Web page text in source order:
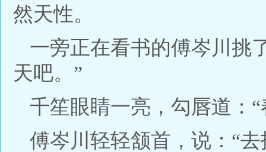
然天性。
一旁正在看书的傅岑川挑
天吧。”
千笙眼睛一亮，勾唇道：“
傅岑川轻轻颔首，说：“